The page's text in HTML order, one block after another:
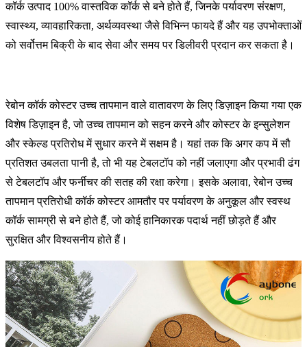
कॉर्क उत्पाद 100% वास्तविक कॉर्क से बने होते हैं, जिनके पर्यावरण संरक्षण,
स्वास्थ्य, व्यावहारिकता, अर्थव्यवस्था जैसे विभिन्न फायदे हैं और यह उपभोक्ताओं
को सर्वोत्तम बिक्री के बाद सेवा और समय पर डिलीवरी प्रदान कर सकता है।
रेबोन कॉर्क कोस्टर उच्च तापमान वाले वातावरण के लिए डिज़ाइन किया गया एक
विशेष डिज़ाइन है, जो उच्च तापमान को सहन करने और कोस्टर के इन्सुलेशन
और स्केल्ड प्रतिरोध में सुधार करने में सक्षम है। यहां तक ​​कि अगर कप में सौ
प्रतिशत उबलता पानी है, तो भी यह टेबलटॉप को नहीं जलाएगा और प्रभावी ढंग
से टेबलटॉप और फर्नीचर की सतह की रक्षा करेगा। इसके अलावा, रेबोन उच्च
तापमान प्रतिरोधी कॉर्क कोस्टर आमतौर पर पर्यावरण के अनुकूल और स्वस्थ
कॉर्क सामग्री से बने होते हैं, जो कोई हानिकारक पदार्थ नहीं छोड़ते हैं और
सुरक्षित और विश्वसनीय होते हैं।